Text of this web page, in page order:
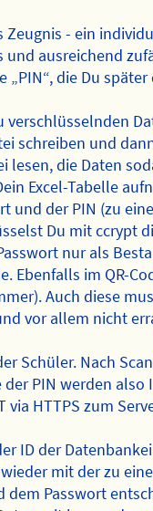
Zeugnis - ein
und ausreichend
„PIN“, die Du
verschlüsselnden
schreiben und
lesen, die Daten
Excel-Tabelle
und der PIN (zu
Du mit ccrypt
nur als
Ebenfalls im QR-
Auch diese
vor allem nicht
Schüler. Nach
der PIN werden also
via HTTPS zum
ID der
mit der zu
dem Passwort